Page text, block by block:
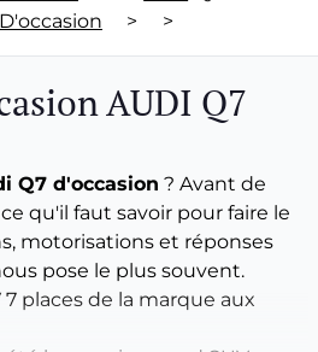
4x4 d'occasion
neuves et
D'occasion
>
>
AUDI Q7
Q7 d'occasion ? Avant de
qu'il faut savoir pour faire le
motorisations et réponses
pose le plus souvent.
7 places de la marque aux